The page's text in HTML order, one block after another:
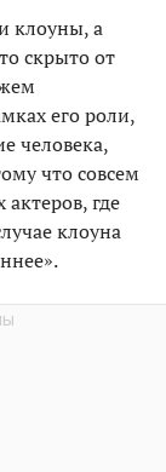
клоуны, а
скрыто от
его роли,
человека,
что совсем
где
клоуна